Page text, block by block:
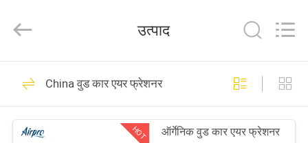
उत्पादों
Products
Rights
लिक्विड कार एयर फ्रेशनर
68
उत्पाद
China वुड कार एयर फ्रेशनर
HOT ऑर्गेनिक वुड कार एयर फ्रेशनर